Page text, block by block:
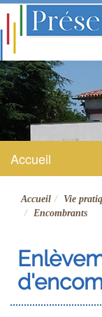
Préserville
Site officiel
Accueil
Accueil Vie
Encombrants